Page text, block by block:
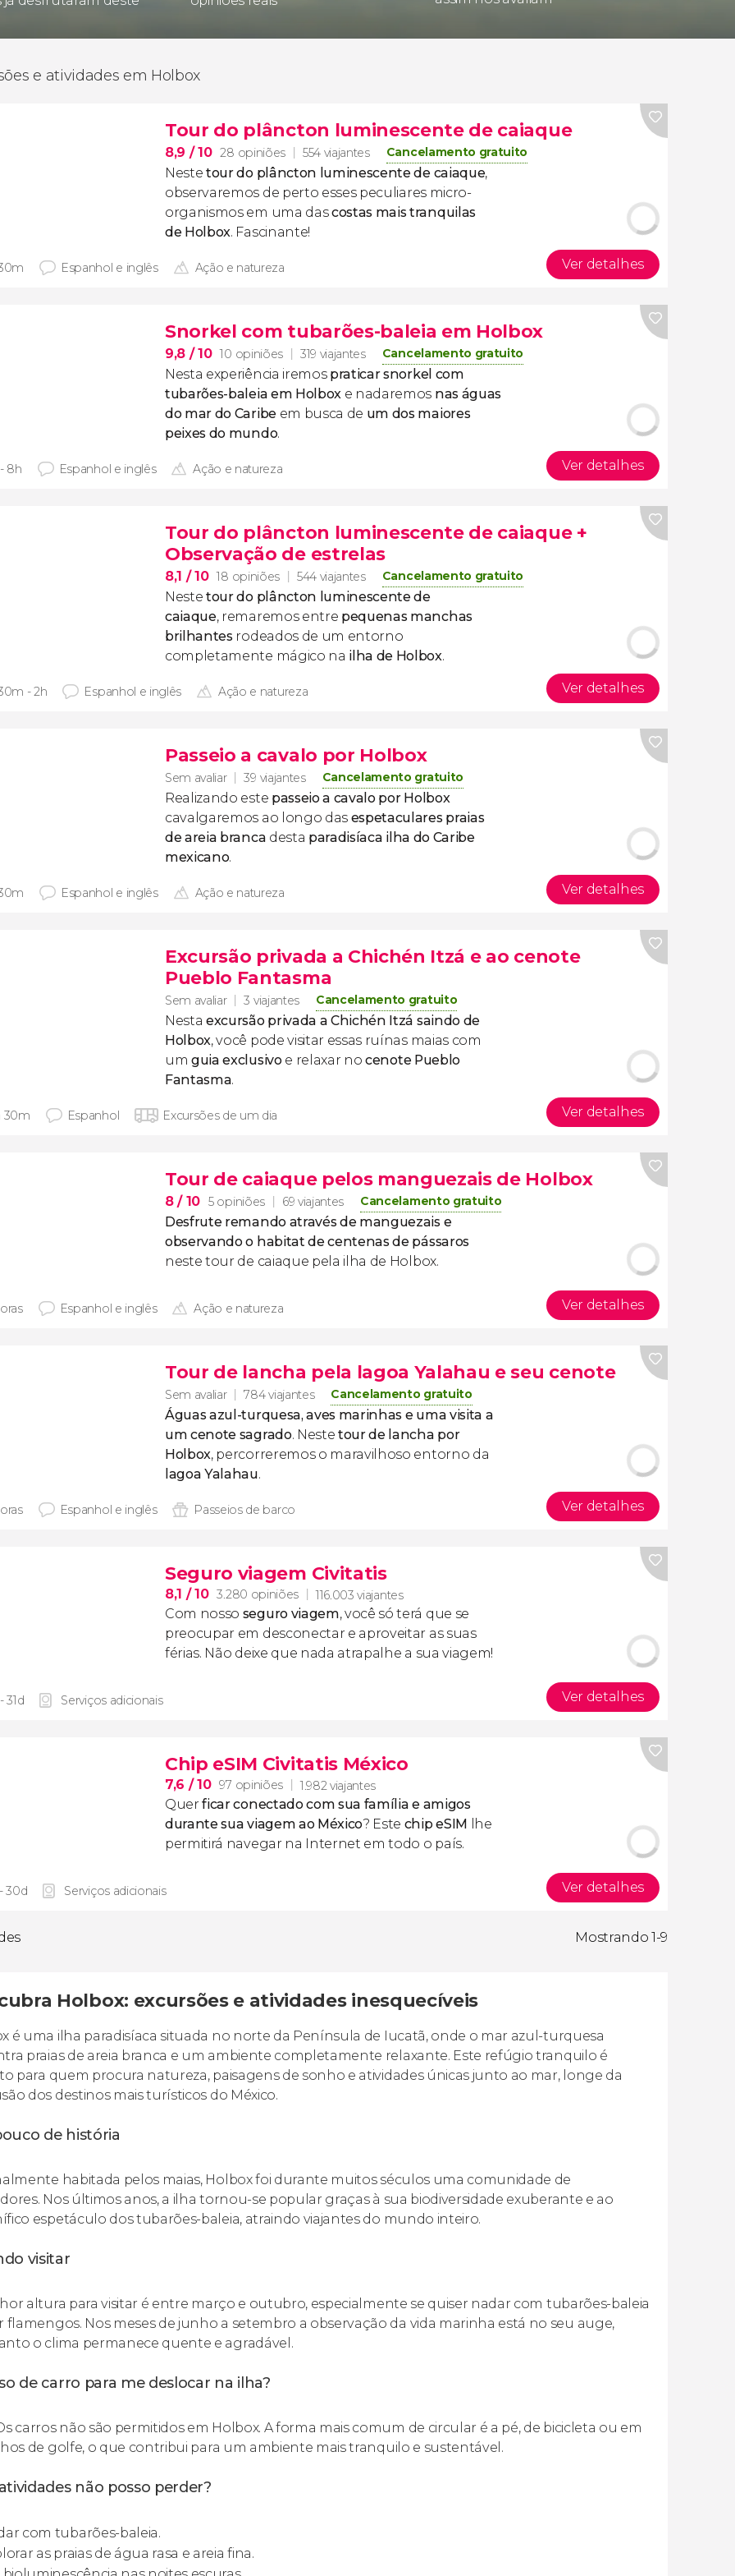
e atividades em Holbox
Tour do plâncton luminescente de caiaque
8,9 / 10 28 opiniões 554 viajantes Cancelamento gratuito
Nestetour do plâncton luminescente de caiaque,
observaremos de perto esses peculiares micro-
organismos em uma dascostas mais tranquilas
de Holbox. Fascinante!
Espanhol e inglês Ação e natureza Ver detalhes
Snorkel com tubarões-baleia em Holbox
9,8 / 10 10 opiniões 319 viajantes Cancelamento gratuito
Nesta experiência iremospraticar snorkel com
tubarões-baleia em Holbox e nadaremos nas águas
do mar do Caribe em busca de um dos maiores
peixes do mundo.
8h Espanhol e inglês Ação e natureza Ver detalhes
Tour do plâncton luminescente de caiaque +
Observação de estrelas
8,1 / 10 18 opiniões 544 viajantes Cancelamento gratuito
Nestetour do plâncton luminescente de
caiaque, remaremos entre pequenas manchas
brilhantesrodeados de um entorno
completamente mágico na ilha de Holbox.
- 2h Espanhol e inglês Ação e natureza Ver detalhes
Passeio a cavalo por Holbox
Sem avaliar 39 viajantes Cancelamento gratuito
Realizando este passeio a cavalo por Holbox
cavalgaremos ao longo das espetaculares praias
de areia branca desta paradisíaca ilha do Caribe
mexicano.
Espanhol e inglês Ação e natureza Ver detalhes
Excursão privada a Chichén Itzá e ao cenote
Pueblo Fantasma
Sem avaliar 3 viajantes Cancelamento gratuito
Nestaexcursão privada a Chichén Itzá saindo de
Holbox, você pode visitar essas ruínas maias com
umguia exclusivoe relaxar nocenote Pueblo
Fantasma.
30m Espanhol Excursões de um dia Ver detalhes
Tour de caiaque pelos manguezais de Holbox
8/ 10 5 opiniões 69 viajantes Cancelamento gratuito
Desfrute remando através de manguezais e
observando o habitat de centenas de pássaros
neste tour de caiaque pela ilha de Holbox.
Espanhol e inglês Ação e natureza Ver detalhes
Tour de lancha pela lagoa Yalahau e seu cenote
Sem avaliar 784 viajantes Cancelamento gratuito
Águas azul-turquesa, aves marinhas e uma visita a
um cenote sagrado. Nestetour de lancha por
Holbox, percorreremos o maravilhoso entorno da
lagoa Yalahau.
Espanhol e inglês Passeios de barco Ver detalhes
Seguro viagem Civitatis
8,1 / 10 3.280 opiniões 116.003 viajantes
Com nosso seguro viagem, você só terá que se
preocupar em desconectar e aproveitar as suas
férias. Não deixe que nada atrapalhe a sua viagem!
31d Serviços adicionais Ver detalhes
Chip eSIM Civitatis México
7,6 / 10 97 opiniões 1.982 viajantes
Querficar conectado com sua família e amigos
durante sua viagem ao México? Este chip eSIM lhe
permitirá navegar na Internet em todo o país.
30d Serviços adicionais Ver detalhes
Mostrando 1-9
Holbox: excursões e atividades inesquecíveis
é uma ilha paradisíaca situada no norte da Península de Iucatã, onde o mar azul-turquesa
praias de areia branca e um ambiente completamente relaxante. Este refúgio tranquilo é
para quem procura natureza, paisagens de sonho e atividades únicas junto ao mar, longe da
dos destinos mais turísticos do México.
de história
habitada pelos maias, Holbox foi durante muitos séculos uma comunidade de
Nos últimos anos, a ilha tornou-se popular graças à sua biodiversidade exuberante e ao
espetáculo dos tubarões-baleia, atraindo viajantes do mundo inteiro.
visitar
altura para visitar é entre março e outubro, especialmente se quiser nadar com tubarões-baleia
flamengos. Nos meses de junho a setembro a observação da vida marinha está no seu auge,
o clima permanece quente e agradável.
de carro para me deslocar na ilha?
carros não são permitidos em Holbox. A forma mais comum de circular é a pé, de bicicleta ou em
de golfe, o que contribui para um ambiente mais tranquilo e sustentável.
não posso perder?
com tubarões-baleia.
as praias de água rasa e areia fina.